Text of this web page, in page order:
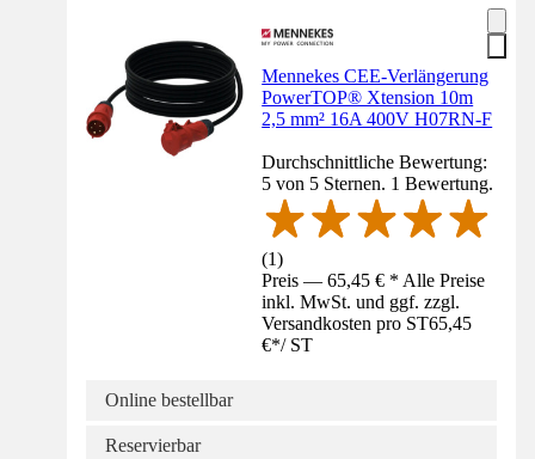
Mennekes CEE-Verlängerung
PowerTOP® Xtension 10m
2,5 mm² 16A 400V H07RN-F
Durchschnittliche Bewertung:
5 von 5 Sternen. 1 Bewertung.
(1)
Preis — 65,45 € * Alle Preise
inkl. MwSt. und ggf. zzgl.
Versandkosten pro ST65,45
€*/ ST
Online bestellbar
Reservierbar